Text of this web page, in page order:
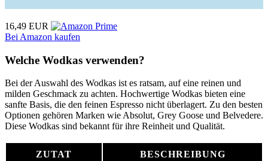
16,49 EUR
Bei Amazon kaufen
Welche Wodkas verwenden?
Bei der Auswahl des Wodkas ist es ratsam, auf eine reinen und
milden Geschmack zu achten. Hochwertige Wodkas bieten eine
sanfte Basis, die den feinen Espresso nicht überlagert. Zu den besten
Optionen gehören Marken wie Absolut, Grey Goose und Belvedere.
Diese Wodkas sind bekannt für ihre Reinheit und Qualität.
ZUTAT BESCHREIBUNG